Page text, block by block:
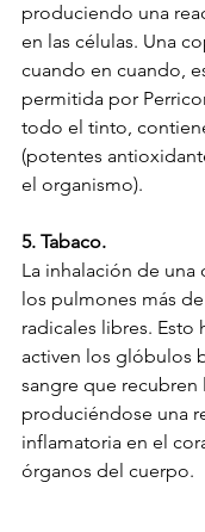
produciendo una
en las células. Una
cuando en cuando,
permitida por
todo el tinto,
(potentes
el organismo).
5. Tabaco.
La inhalación de una
los pulmones más
radicales libres. Esto
activen los glóbulos
sangre que recubren
produciéndose una
inflamatoria en el
órganos del cuerpo.